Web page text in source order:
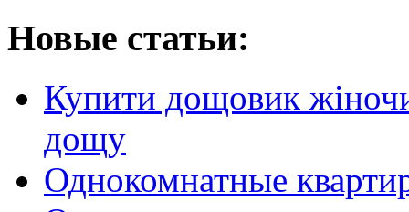
Новые статьи:
Купити дощовик
дощу
Однокомнатные